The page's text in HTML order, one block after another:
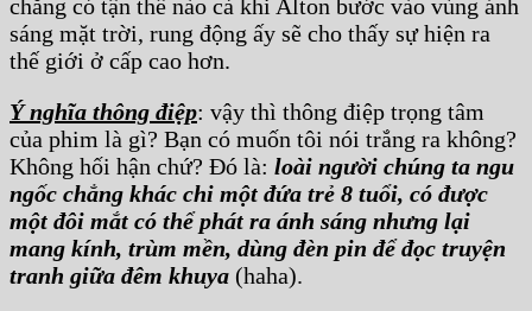
chẳng có tận thế nào cả khi Alton bước vào vùng ánh
sáng mặt trời, rung động ấy sẽ cho thấy sự hiện ra
thế giới ở cấp cao hơn.
Ý nghĩa thông điệp: vậy thì thông điệp trọng tâm
của phim là gì? Bạn có muốn tôi nói trắng ra không?
Không hối hận chứ? Đó là: loài người chúng ta ngu
ngốc chẳng khác chi một đứa trẻ 8 tuổi, có được
một đôi mắt có thể phát ra ánh sáng nhưng lại
mang kính, trùm mền, dùng đèn pin để đọc truyện
tranh giữa đêm khuya (haha).